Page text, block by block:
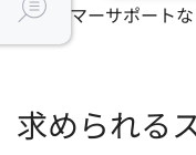
カスタマーサポート
求められる